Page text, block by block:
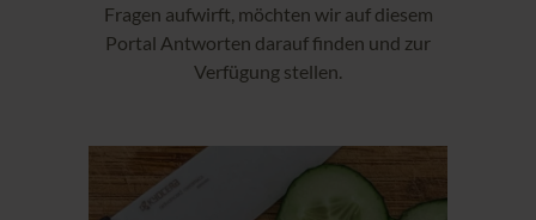
Fragen aufwirft, möchten wir auf diesem
Portal Antworten darauf finden und zur
Verfügung stellen.